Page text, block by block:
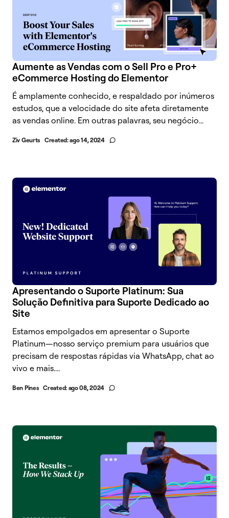
Aumente as Vendas com o Sell Pro e Pro+
eCommerce Hosting do Elementor
É amplamente conhecido, e respaldado por inúmeros
estudos, que a velocidade do site afeta diretamente
as vendas online. Em outras palavras, seu negócio...
Ziv Geurts Created:ago 14, 2024
Apresentando o Suporte Platinum: Sua
Solução Definitiva para Suporte Dedicado ao
Site
Estamos empolgados em apresentar o Suporte
Platinum—nosso serviço premium para usuários que
precisam de respostas rápidas via WhatsApp, chat ao
vivo e mais....
Ben Pines Created: ago 08, 2024